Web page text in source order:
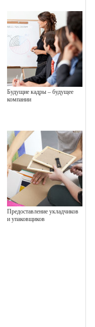
Будущие кадры – будущее
компании
Предоставление укладчиков
и упаковщиков